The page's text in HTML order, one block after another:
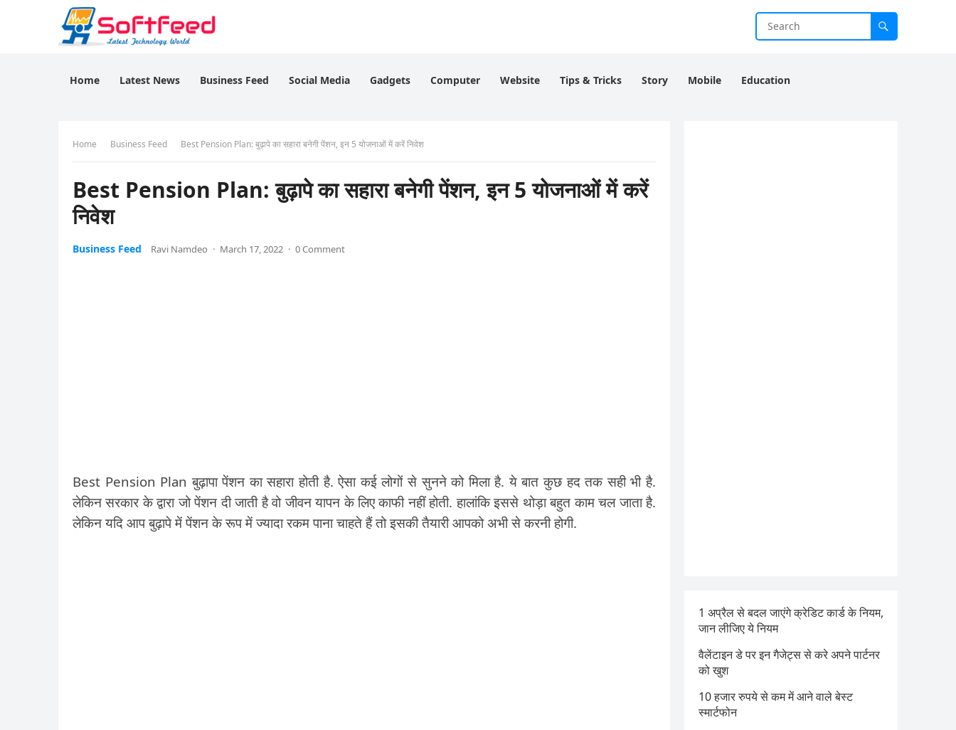
Home Latest News Business Feed Social Media Gadgets Computer Website Tips & Tricks Story Mobile Education
Home Business Feed Best Pension Plan: बुढ़ापे का सहारा बनेगी पेंशन, इन 5 योजनाओं में करें निवेश
Best Pension Plan: बुढ़ापे का सहारा बनेगी पेंशन, इन 5 योजनाओं में करें
निवेश
Business Feed Ravi Namdeo · March 17, 2022 · 0 Comment
Best Pension Plan बुढ़ापा पेंशन का सहारा होती है. ऐसा कई लोगों से सुनने को मिला है. ये बात कुछ हद तक सही भी है.
लेकिन सरकार के द्वारा जो पेंशन दी जाती है वो जीवन यापन के लिए काफी नहीं होती. हालांकि इससे थोड़ा बहुत काम चल जाता है.
लेकिन यदि आप बुढ़ापे में पेंशन के रूप में ज्यादा रकम पाना चाहते हैं तो इसकी तैयारी आपको अभी से करनी होगी.
1 अप्रैल से बदल जाएंगे क्रेडिट कार्ड के नियम,
जान लीजिए ये नियम
वैलेंटाइन डे पर इन गैजेट्स से करे अपने पार्टनर
को खुश
10 हजार रुपये से कम में आने वाले बेस्ट
स्मार्टफोन